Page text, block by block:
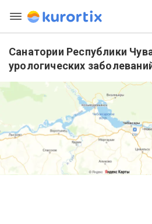
Санатории Республики
урологических